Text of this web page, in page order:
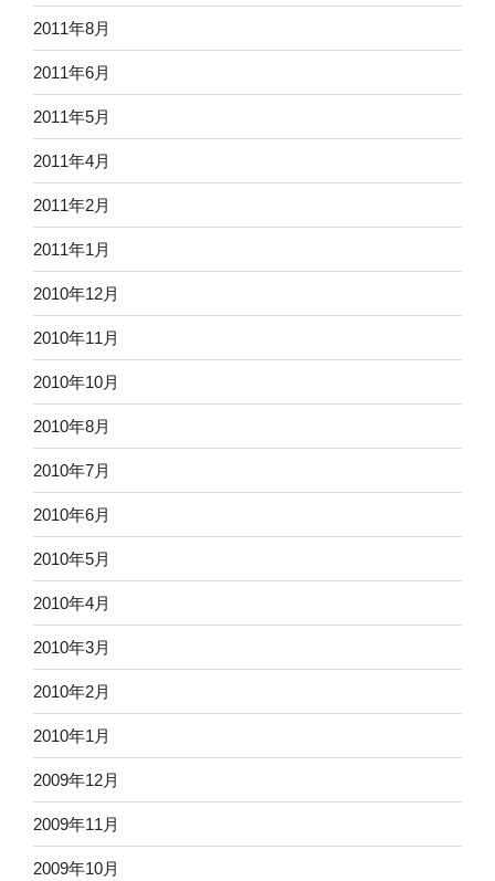
2011年8月
2011年6月
2011年5月
2011年4月
2011年2月
2011年1月
2010年12月
2010年11月
2010年10月
2010年8月
2010年7月
2010年6月
2010年5月
2010年4月
2010年3月
2010年2月
2010年1月
2009年12月
2009年11月
2009年10月